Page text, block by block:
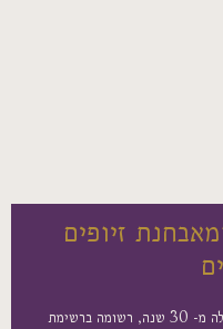
זיופים
דבורה הראל, גרפולוגית משפטית מזה למעלה מ- 30 שנה, רשומה ברשימת